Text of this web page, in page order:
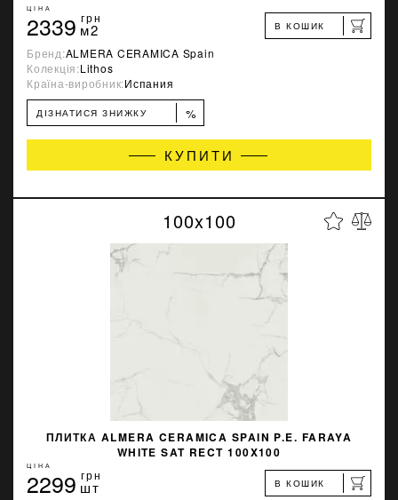
ЦІНА
2339 грн
м2 В КОШИК
Бренд:ALMERA CERAMICA Spain
Колекція:Lithos
Країна-виробник:Испания
ДІЗНАТИСЯ ЗНИЖКУ %
КУПИТИ
100x100
ПЛИТКА ALMERA CERAMICA SPAIN P.E. FARAYA
WHITE SAT RECT 100X100
ЦІНА
2299 грн
шт В КОШИК